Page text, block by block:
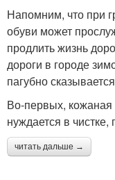
Напомним, что при
обуви может
продлить жизнь
дороги в городе
пагубно
Во-первых, кожаная
нуждается в
читать дальше →